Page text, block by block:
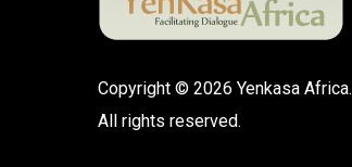
Copyright © 2026 Yenkasa Africa.
All rights reserved.